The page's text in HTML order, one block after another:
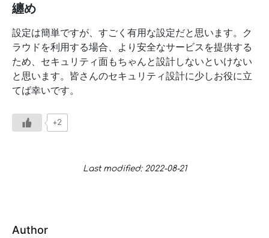
纏め
設定は簡単ですが、すごく有用な設定だと思います。ク
ラウドを利用する場合、より安全なサービスを提供する
ため、セキュリティ面もちゃんと設計しないといけない
と思います。皆さんのセキュリティ設計に少しお役に立
てば幸いです。
+2
Last modified: 2022-08-21
Author